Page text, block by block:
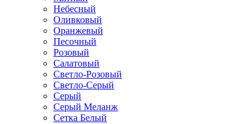
Небесный
Оливковый
Оранжевый
Песочный
Розовый
Салатовый
Светло-Розовый
Светло-Серый
Серый
Серый Меланж
Сетка Белый